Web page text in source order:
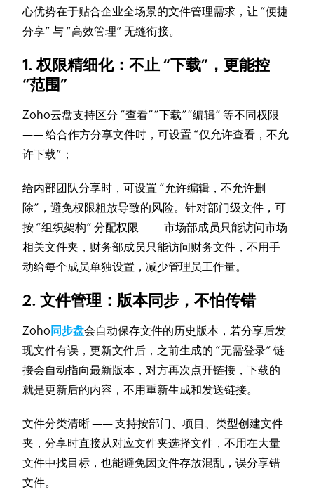
心优势在于贴合企业全场景的文件管理需求，让 “便捷
分享” 与 “高效管理” 无缝衔接。
1. 权限精细化：不止 “下载”，更能控
“范围”
Zoho云盘支持区分 “查看”“下载”“编辑” 等不同权限
—— 给合作方分享文件时，可设置 “仅允许查看，不允
许下载”；
给内部团队分享时，可设置 “允许编辑，不允许删
除”，避免权限粗放导致的风险。针对部门级文件，可
按 “组织架构” 分配权限 —— 市场部成员只能访问市场
相关文件夹，财务部成员只能访问财务文件，不用手
动给每个成员单独设置，减少管理员工作量。
2. 文件管理：版本同步，不怕传错
Zoho 同步盘会自动保存文件的历史版本，若分享后发
现文件有误，更新文件后，之前生成的 “无需登录” 链
接会自动指向最新版本，对方再次点开链接，下载的
就是更新后的内容，不用重新生成和发送链接。
文件分类清晰 —— 支持按部门、项目、类型创建文件
夹，分享时直接从对应文件夹选择文件，不用在大量
文件中找目标，也能避免因文件存放混乱，误分享错
文件。